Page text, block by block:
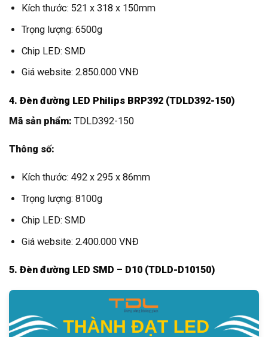
Kích thước: 521 x 318 x 150mm
Trọng lượng: 6500g
Chip LED: SMD
Giá website: 2.850.000 VNĐ
4. Đèn đường LED Philips BRP392 (TDLD392-150)
Mã sản phẩm: TDLD392-150
Thông số:
Kích thước: 492 x 295 x 86mm
Trọng lượng: 8100g
Chip LED: SMD
Giá website: 2.400.000 VNĐ
5. Đèn đường LED SMD – D10 (TDLD-D10150)